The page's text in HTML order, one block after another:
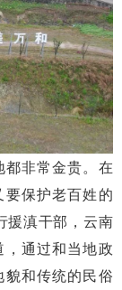
非常金贵。在
保护老百姓的
援滇干部，云南
通过和当地政
和传统的民俗